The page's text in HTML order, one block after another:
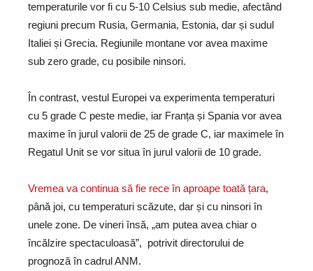
temperaturile vor fi cu 5-10 Celsius sub medie, afectând
regiuni precum Rusia, Germania, Estonia, dar și sudul
Italiei și Grecia. Regiunile montane vor avea maxime
sub zero grade, cu posibile ninsori.
În contrast, vestul Europei va experimenta temperaturi
cu 5 grade C peste medie, iar Franța și Spania vor avea
maxime în jurul valorii de 25 de grade C, iar maximele în
Regatul Unit se vor situa în jurul valorii de 10 grade.
Vremea va continua să fie rece în aproape toată țara,
până joi, cu temperaturi scăzute, dar și cu ninsori în
unele zone. De vineri însă, „am putea avea chiar o
încălzire spectaculoasă”, potrivit directorului de
prognoză în cadrul ANM.